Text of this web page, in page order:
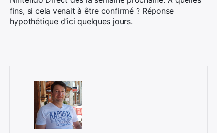
fins, si cela venait à être confirmé ? Réponse
hypothétique d’ici quelques jours.